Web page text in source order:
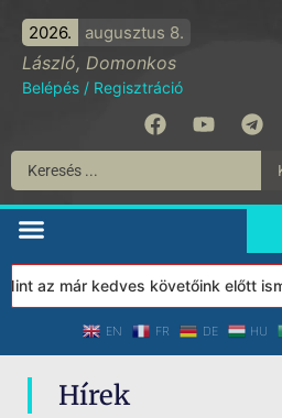
2026. augusztus 8.
László, Domonkos
Belépés / Regisztráció
az már kedves követőink előtt
EN FR DE HU
Hírek